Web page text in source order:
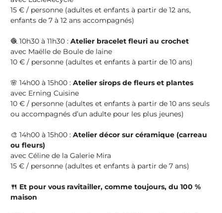
15 € / personne (adultes et enfants à partir de 12 ans,
enfants de 7 à 12 ans accompagnés)
🧶 10h30 à 11h30 : Atelier bracelet fleuri au crochet
avec Maëlle de Boule de laine
10 € / personne (adultes et enfants à partir de 10 ans)
🌸 14h00 à 15h00 : Atelier sirops de fleurs et plantes
avec Erning Cuisine
10 € / personne (adultes et enfants à partir de 10 ans seuls
ou accompagnés d’un adulte pour les plus jeunes)
🎨 14h00 à 15h00 : Atelier décor sur céramique (carreau
ou fleurs)
avec Céline de la Galerie Mira
15 € / personne (adultes et enfants à partir de 7 ans)
🍴 Et pour vous ravitailler, comme toujours, du 100 %
maison